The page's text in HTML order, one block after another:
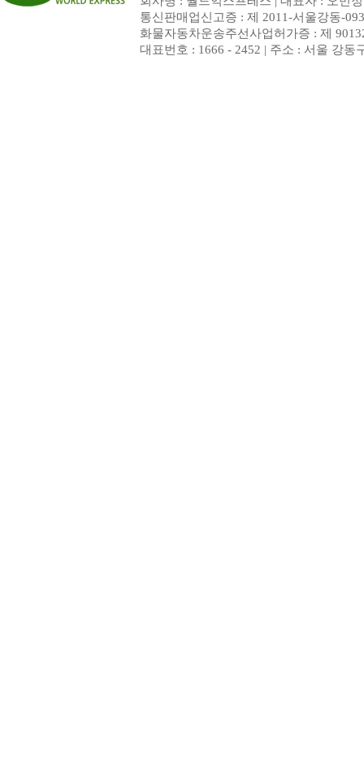
통신판매업신고증 : 제 2011-서울강동-
화물자동차운송주선사업허가증 : 제
대표번호 : 1666 - 2452 | 주소 : 서울 강동